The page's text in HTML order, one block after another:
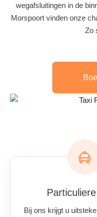
wegafsluitingen in de
Morspoort vinden onze
Zo
Bij ons krijgt u